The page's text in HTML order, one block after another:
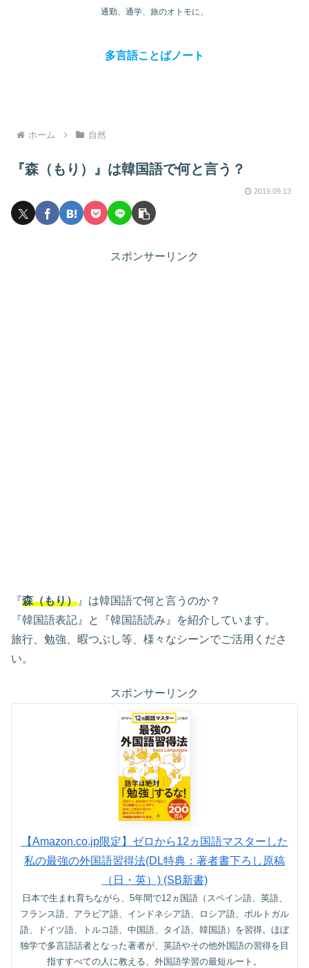
通勤、通学、旅のオトモに、
多言語ことばノート
ホーム 自然
『森（もり）』は韓国語で何と言う？
2019.09.13
スポンサーリンク
『森（もり） 』は韓国語で何と言うのか？
『韓国語表記』と『韓国語読み』を紹介しています。
旅行、勉強、暇つぶし等、様々なシーンでご活用くださ
い。
スポンサーリンク
【Amazon.co.jp限定】ゼロから12ヵ国語マスターした
私の最強の外国語習得法(DL特典：著者書下ろし原稿
（日・英）) (SB新書)
日本で生まれ育ちながら、5年間で12ヵ国語（スペイン語、英語、
フランス語、アラビア語、インドネシア語、ロシア語、ポルトガル
語、ドイツ語、トルコ語、中国語、タイ語、韓国語）を習得。ほぼ
独学で多言語話者となった著者が、英語やその他外国語の習得を目
指すすべての人に教える、外国語学習の最短ルート。